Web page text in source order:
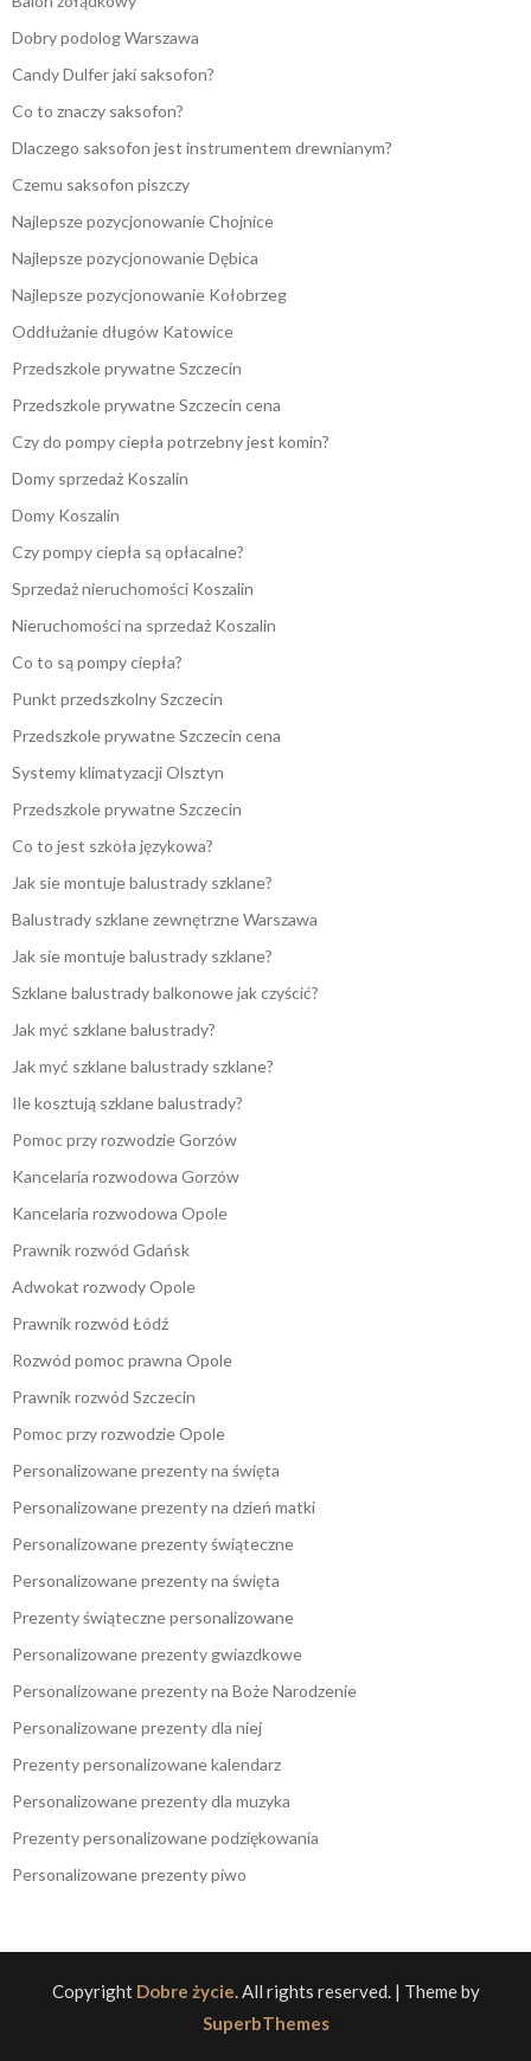
Dobry podolog Warszawa
Candy Dulfer jaki saksofon?
Co to znaczy saksofon?
Dlaczego saksofon jest instrumentem drewnianym?
Czemu saksofon piszczy
Najlepsze pozycjonowanie Chojnice
Najlepsze pozycjonowanie Dębica
Najlepsze pozycjonowanie Kołobrzeg
Oddłużanie długów Katowice
Przedszkole prywatne Szczecin
Przedszkole prywatne Szczecin cena
Czy do pompy ciepła potrzebny jest komin?
Domy sprzedaż Koszalin
Domy Koszalin
Czy pompy ciepła są opłacalne?
Sprzedaż nieruchomości Koszalin
Nieruchomości na sprzedaż Koszalin
Co to są pompy ciepła?
Punkt przedszkolny Szczecin
Przedszkole prywatne Szczecin cena
Systemy klimatyzacji Olsztyn
Przedszkole prywatne Szczecin
Co to jest szkoła językowa?
Jak sie montuje balustrady szklane?
Balustrady szklane zewnętrzne Warszawa
Jak sie montuje balustrady szklane?
Szklane balustrady balkonowe jak czyścić?
Jak myć szklane balustrady?
Jak myć szklane balustrady szklane?
Ile kosztują szklane balustrady?
Pomoc przy rozwodzie Gorzów
Kancelaria rozwodowa Gorzów
Kancelaria rozwodowa Opole
Prawnik rozwód Gdańsk
Adwokat rozwody Opole
Prawnik rozwód Łódź
Rozwód pomoc prawna Opole
Prawnik rozwód Szczecin
Pomoc przy rozwodzie Opole
Personalizowane prezenty na święta
Personalizowane prezenty na dzień matki
Personalizowane prezenty świąteczne
Personalizowane prezenty na święta
Prezenty świąteczne personalizowane
Personalizowane prezenty gwiazdkowe
Personalizowane prezenty na Boże Narodzenie
Personalizowane prezenty dla niej
Prezenty personalizowane kalendarz
Personalizowane prezenty dla muzyka
Prezenty personalizowane podziękowania
Personalizowane prezenty piwo
Copyright Dobre życie. All rights reserved. | Theme by
SuperbThemes